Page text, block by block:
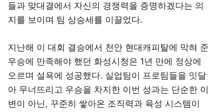
들과 맞대결에서 자신의 경쟁력을 증명하겠다는 의
지를 보이며 팀 상승세를 이끌었다.
지난해 이 대회 결승에서 천안 현대캐피탈에 막혀 준
우승에 만족해야 했던 화성시청은 1년 만에 정상에
오르며 설욕에 성공했다. 실업팀이 프로팀들을 잇달
아 무너뜨리고 우승을 차지한 이번 성과는 단순한 이
변이 아닌, 꾸준히 쌓아온 조직력과 육성 시스템이